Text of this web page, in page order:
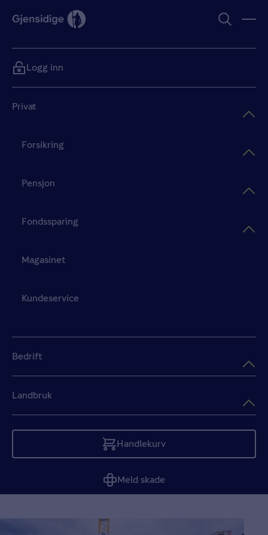
Privat
Forsikring
Pensjon
Fondssparing
Magasinet
Kundeservice
Bedrift
Landbruk
Handlekurv
Tom
Meld skade
Logg inn